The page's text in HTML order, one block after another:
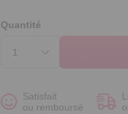
Quantité
Satisfait
ou remboursé